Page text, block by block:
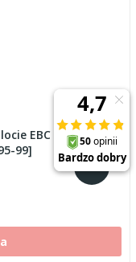
EBC BLM4033-1F
99]